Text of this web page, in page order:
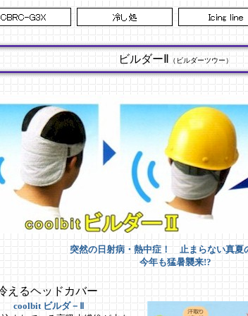
ビルダーⅡ （ビルダーツウー）
突然の日射病・熱中症！ 止まらない真夏
今年も猛暑襲来!?
えるヘッドカバー
coolbit ビルダ－Ⅱ